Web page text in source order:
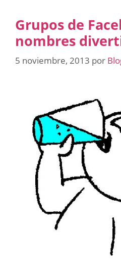
Grupos de
nombres
5 noviembre, 2013 por